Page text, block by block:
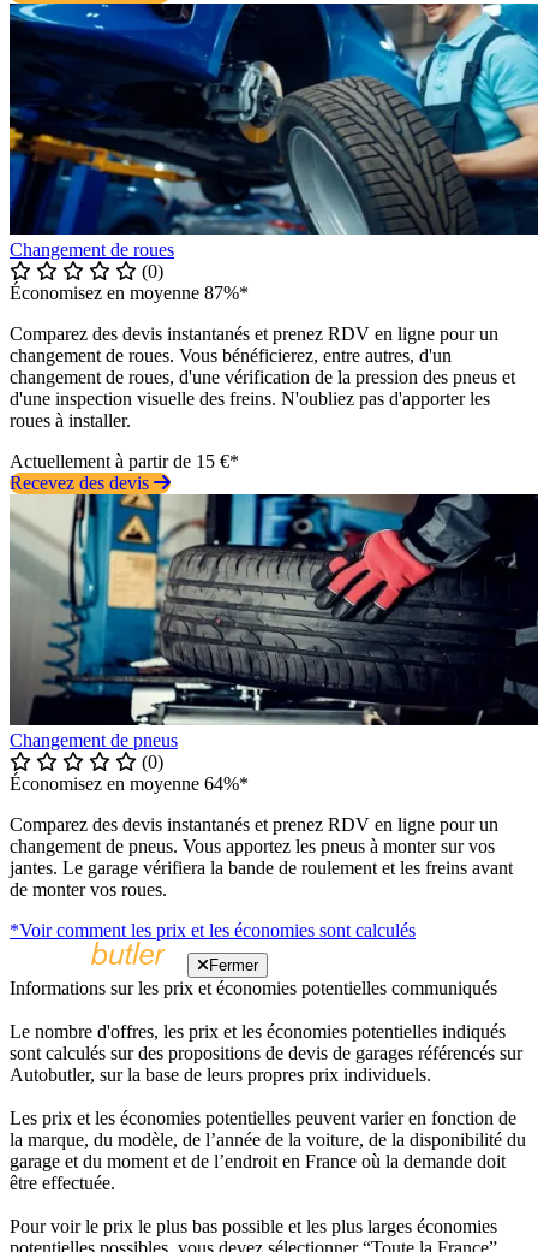
Changement de roues
(0)
Économisez en moyenne 87%*
Comparez des devis instantanés et prenez RDV en ligne pour un
changement de roues. Vous bénéficierez, entre autres, d'un
changement de roues, d'une vérification de la pression des pneus et
d'une inspection visuelle des freins. N'oubliez pas d'apporter les
roues à installer.
Actuellement à partir de 15 €*
Recevez des devis
Changement de pneus
(0)
Économisez en moyenne 64%*
Comparez des devis instantanés et prenez RDV en ligne pour un
changement de pneus. Vous apportez les pneus à monter sur vos
jantes. Le garage vérifiera la bande de roulement et les freins avant
de monter vos roues.
*Voir comment les prix et les économies sont calculés
Fermer
Informations sur les prix et économies potentielles communiqués
Le nombre d'offres, les prix et les économies potentielles indiqués
sont calculés sur des propositions de devis de garages référencés sur
Autobutler, sur la base de leurs propres prix individuels.
Les prix et les économies potentielles peuvent varier en fonction de
la marque, du modèle, de l’année de la voiture, de la disponibilité du
garage et du moment et de l’endroit en France où la demande doit
être effectuée.
Pour voir le prix le plus bas possible et les plus larges économies
potentielles possibles, vous devez sélectionner “Toute la France”